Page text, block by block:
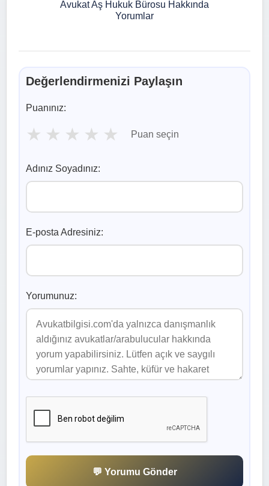
Avukat Aş Hukuk Bürosu Hakkında
Yorumlar
Değerlendirmenizi Paylaşın
Puanınız:
★ ★ ★ ★ ★ Puan seçin
Adınız Soyadınız:
E-posta Adresiniz:
Yorumunuz:
💬 Yorumu Gönder